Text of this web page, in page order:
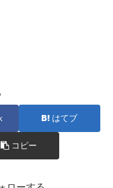
はてブ
コピー